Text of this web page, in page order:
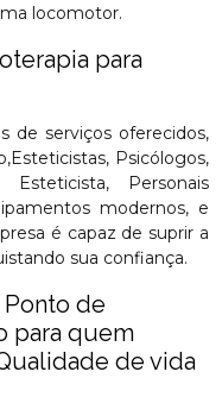
locomotor.
para
de serviços oferecidos,
Psicólogos,
Esteticista, Personais
modernos, e
é capaz de suprir a
sua confiança.
de
para quem
de vida